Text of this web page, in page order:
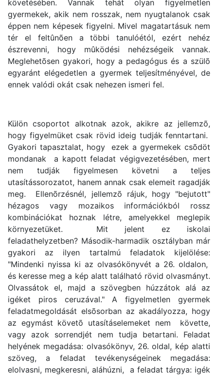
követésében. Vannak tehát olyan figyelmetlen
gyermekek, akik nem rosszak, nem nyugtalanok csak
éppen nem képesek figyelni. Mivel magatartásuk nem
tér el feltûnõen a többi tanulóétól, ezért nehéz
észrevenni, hogy mûködési nehézségeik vannak.
Meglehetõsen gyakori, hogy a pedagógus és a szülõ
egyaránt elégedetlen a gyermek teljesítményével, de
ennek valódi okát csak nehezen ismeri fel.
Külön csoportot alkotnak azok, akikre az jellemzõ,
hogy figyelmüket csak rövid ideig tudják fenntartani.
Gyakori tapasztalat, hogy ezek a gyermekek csõdöt
mondanak a kapott feladat végigvezetésében, mert
nem tudják figyelmesen követni a teljes
utasítássorozatot, hanem annak csak elemeit ragadják
meg. Ellenõrzésnél, jellemzõ rájuk, hogy "bejutott"
hézagos vagy mozaikos információkból rossz
kombinációkat hoznak létre, amelyekkel meglepik
környezetüket. Mit jelent ez iskolai
feladathelyzetben? Második-harmadik osztályban már
gyakori az ilyen tartalmú feladatok kijelölése:
"Mindenki nyissa ki az olvasókönyvét a 26. oldalon,
és keresse meg a kép alatt található rövid olvasmányt.
Olvassátok el, majd a szövegben húzzátok alá az
igéket piros ceruzával." A figyelmetlen gyermek
feladatmegoldását elsõsorban az akadályozza, hogy
az egymást követõ utasításelemeket nem követte,
vagy azok sorrendjét nem tudja betartani. Feladat
helyének megadása: olvasókönyv, 26. oldal, kép alatti
szöveg, a feladat tevékenységeinek megadása:
elolvasni, megkeresni, aláhúzni, a feladat tárgya: igék